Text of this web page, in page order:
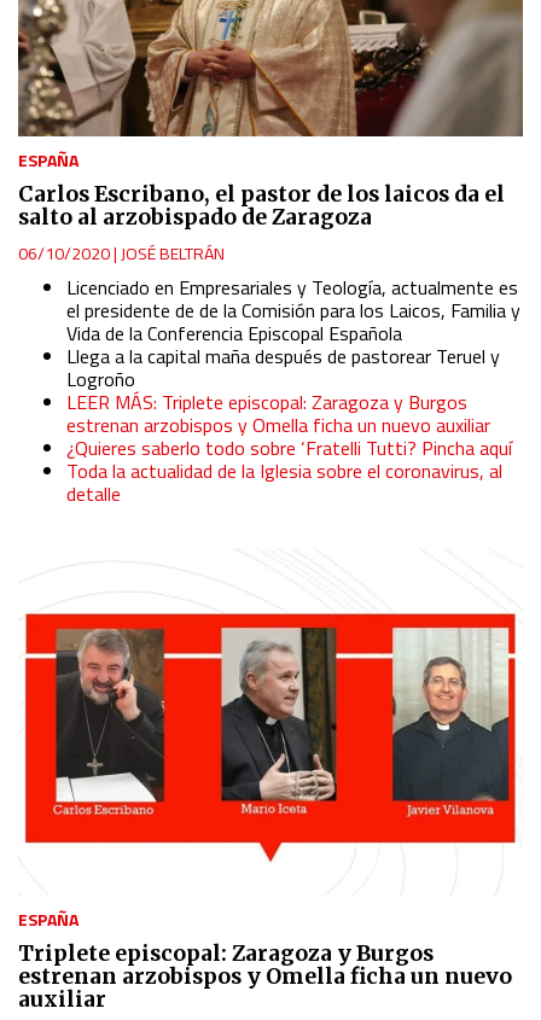
ESPAÑA
Carlos Escribano, el pastor de los laicos da el
salto al arzobispado de Zaragoza
06/10/2020| JOSÉ BELTRÁN
Licenciado en Empresariales y Teología, actualmente es
el presidente de de la Comisión para los Laicos, Familia y
Vida de la Conferencia Episcopal Española
Llega a la capital maña después de pastorear Teruel y
Logroño
LEER MÁS: Triplete episcopal: Zaragoza y Burgos
estrenan arzobispos y Omella ficha un nuevo auxiliar
¿Quieres saberlo todo sobre ‘Fratelli Tutti? Pincha aquí
Toda la actualidad de la Iglesia sobre el coronavirus, al
detalle
ESPAÑA
Triplete episcopal: Zaragoza y Burgos
estrenan arzobispos y Omella ficha un nuevo
auxiliar